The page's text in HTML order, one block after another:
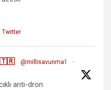
Twitter
🇹🇷 @millisavunma1
·
anti-dron